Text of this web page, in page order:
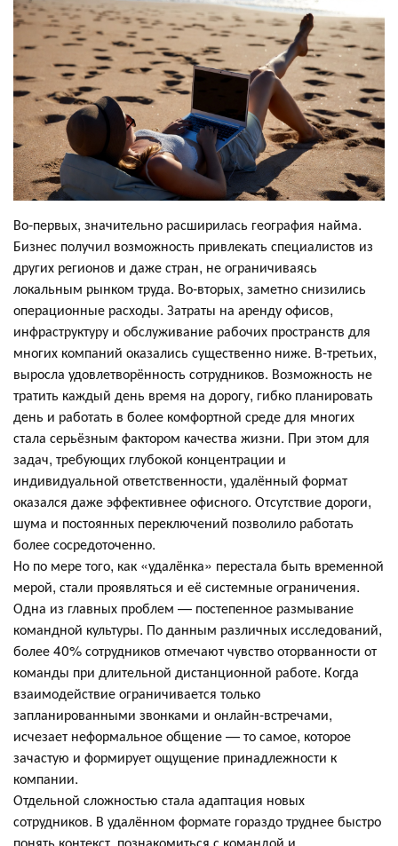
Во-первых, значительно расширилась география найма.
Бизнес получил возможность привлекать специалистов из
других регионов и даже стран, не ограничиваясь
локальным рынком труда. Во-вторых, заметно снизились
операционные расходы. Затраты на аренду офисов,
инфраструктуру и обслуживание рабочих пространств для
многих компаний оказались существенно ниже. В-третьих,
выросла удовлетворённость сотрудников. Возможность не
тратить каждый день время на дорогу, гибко планировать
день и работать в более комфортной среде для многих
стала серьёзным фактором качества жизни. При этом для
задач, требующих глубокой концентрации и
индивидуальной ответственности, удалённый формат
оказался даже эффективнее офисного. Отсутствие дороги,
шума и постоянных переключений позволило работать
более сосредоточенно.
Но по мере того, как «удалёнка» перестала быть временной
мерой, стали проявляться и её системные ограничения.
Одна из главных проблем — постепенное размывание
командной культуры. По данным различных исследований,
более 40% сотрудников отмечают чувство оторванности от
команды при длительной дистанционной работе. Когда
взаимодействие ограничивается только
запланированными звонками и онлайн-встречами,
исчезает неформальное общение — то самое, которое
зачастую и формирует ощущение принадлежности к
компании.
Отдельной сложностью стала адаптация новых
сотрудников. В удалённом формате гораздо труднее быстро
понять контекст, познакомиться с командой и